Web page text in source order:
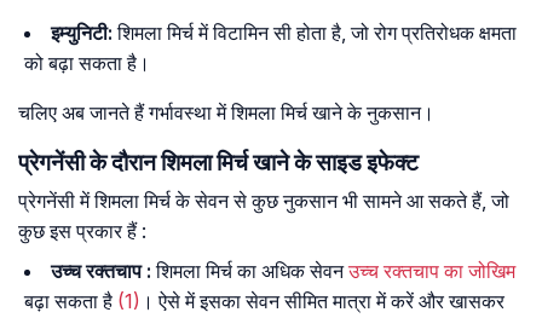
इम्युनिटी: शिमला मिर्च में विटामिन सी होता है, जो रोग प्रतिरोधक क्षमता
को बढ़ा सकता है।
चलिए अब जानते हैं गर्भावस्था में शिमला मिर्च खाने के नुकसान।
प्रेगनेंसी के दौरान शिमला मिर्च खाने के साइड इफेक्ट
प्रेगनेंसी में शिमला मिर्च के सेवन से कुछ नुकसान भी सामने आ सकते हैं, जो
कुछ इस प्रकार हैं :
उच्च रक्तचाप : शिमला मिर्च का अधिक सेवनउच्च रक्तचाप का जोखिम
बढ़ा सकता है (1) । ऐसे में इसका सेवन सीमित मात्रा में करें और खासकर